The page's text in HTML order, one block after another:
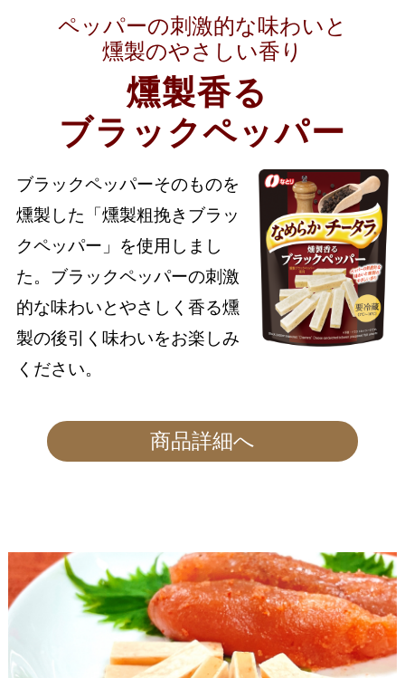
ペッパーの刺激的な味わいと
燻製のやさしい香り
燻製香る
ブラックペッパー
ブラックペッパーそのものを
燻製した「燻製粗挽きブラッ
クペッパー」を使用しまし
た。ブラックペッパーの刺激
的な味わいとやさしく香る燻
製の後引く味わいをお楽しみ
ください。
商品詳細へ